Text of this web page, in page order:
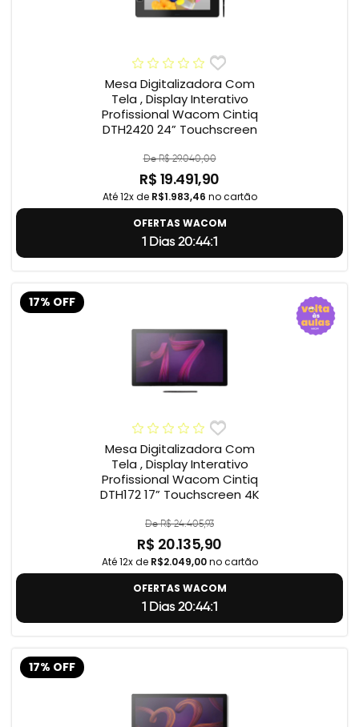
Mesa Digitalizadora Com
Tela , Display Interativo
Profissional Wacom Cintiq
DTH2420 24” Touchscreen
De R$ 29.040,00
R$ 19.491,90
Até 12x de R$1.983,46 no cartão
OFERTAS WACOM
1 Dias 20:44:0
17% OFF
Mesa Digitalizadora Com
Tela , Display Interativo
Profissional Wacom Cintiq
DTH172 17” Touchscreen 4K
De R$ 24.405,93
R$ 20.135,90
Até 12x de R$2.049,00no cartão
OFERTAS WACOM
1 Dias 20:44:0
17% OFF